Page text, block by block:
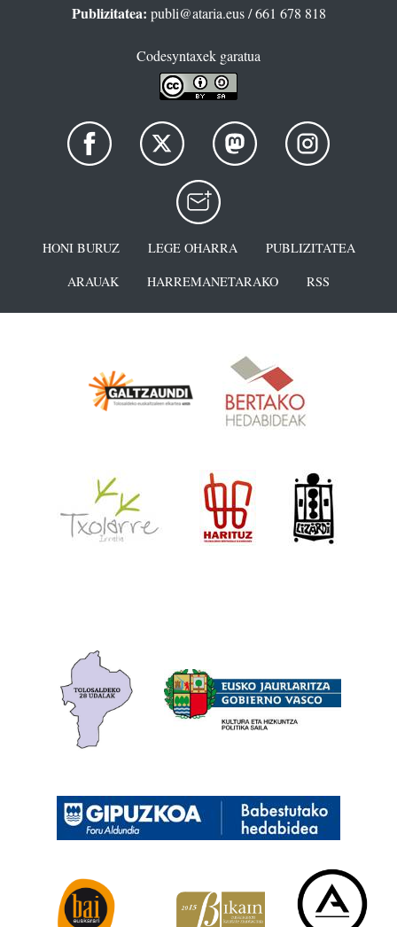
Publizitatea: publi@ataria.eus/ 661 678 818
Codesyntaxek garatua
HONI BURUZ LEGE OHARRA
PUBLIZITATEA
ARAUAK
HARREMANETARAKO RSS